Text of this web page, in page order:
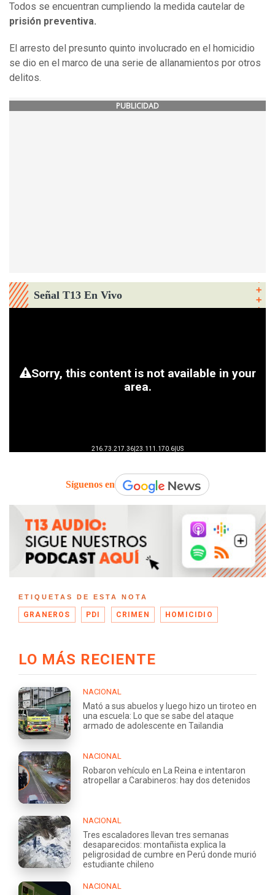
Todos se encuentran cumpliendo la medida cautelar de
prisión preventiva.
El arresto del presunto quinto involucrado en el homicidio
se dio en el marco de una serie de allanamientos por otros
delitos.
PUBLICIDAD
Señal T13 En Vivo
Síguenos en
ETIQUETAS DE ESTA NOTA
GRANEROS PDI CRIMEN HOMICIDIO
LO MÁS RECIENTE
NACIONAL
Mató a sus abuelos y luego hizo un tiroteo en
una escuela: Lo que se sabe del ataque
armado de adolescente en Tailandia
NACIONAL
Robaron vehículo en La Reina e intentaron
atropellar a Carabineros: hay dos detenidos
NACIONAL
Tres escaladores llevan tres semanas
desaparecidos: montañista explica la
peligrosidad de cumbre en Perú donde murió
estudiante chileno
NACIONAL